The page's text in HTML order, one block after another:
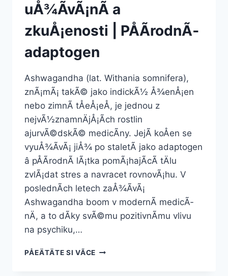
uÅ¾Ã­vÃ¡nÃ­ a
zkuÅ¡enosti | PÅÃ­rodnÃ­
adaptogen
Ashwagandha (lat. Withania somnifera),
znÃ¡mÃ¡ takÃ© jako indickÃ½ Å¾enÅ¡en
nebo zimnÃ­ tÅeÅ¡eÅ, je jednou z
nejvÃ½znamnÄjÅ¡Ã­ch rostlin
ajurvÃ©dskÃ© medicÃ­ny. JejÃ­ koÅen se
vyuÅ¾Ã­vÃ¡ jiÅ¾ po staletÃ­ jako adaptogen
â pÅÃ­rodnÃ­ lÃ¡tka pomÃ¡hajÃ­cÃ­ tÄlu
zvlÃ¡dat stres a navracet rovnovÃ¡hu. V
poslednÃ­ch letech zaÅ¾Ã­vÃ¡
Ashwagandha boom v modernÃ­ medicÃ­
nÄ, a to dÃ­ky svÃ©mu pozitivnÃ­mu vlivu
na psychiku,…
PÅEÄTÄTE SI VÃ­CEASHWAGANDHA